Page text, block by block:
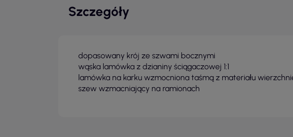
Szczegóły
dopasowany krój ze szwami bocznymi
wąska lamówka z dzianiny ściągaczowej 1:1
lamówka na karku wzmocniona taśmą z materiału
szew wzmacniający na ramionach